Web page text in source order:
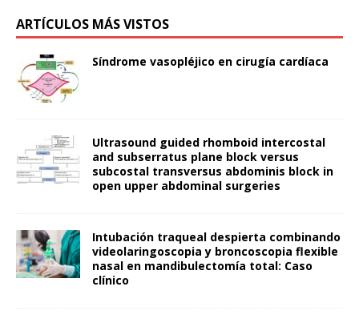
ARTÍCULOS MÁS VISTOS
Síndrome vasopléjico en cirugía cardíaca
Ultrasound guided rhomboid intercostal
and subserratus plane block versus
subcostal transversus abdominis block in
open upper abdominal surgeries
Intubación traqueal despierta combinando
videolaringoscopia y broncoscopia flexible
nasal en mandibulectomía total: Caso
clínico